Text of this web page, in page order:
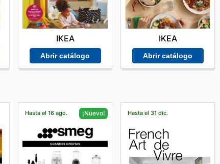
IKEA
Abrir catálogo
IKEA
Abrir catálogo
Hasta el 16 ago. ¡Nuevo! Hasta el 31 dic.